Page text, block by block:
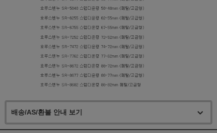
배송/AS/환불 안내 보기